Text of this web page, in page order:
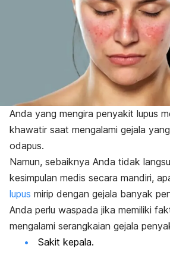
Anda yang mengira penyakit lupus
khawatir saat mengalami gejala
odapus.
Namun, sebaiknya Anda tidak
kesimpulan medis secara mandiri,
lupus mirip dengan gejala banyak
Anda perlu waspada jika memiliki
mengalami serangkaian gejala
Sakit kepala.